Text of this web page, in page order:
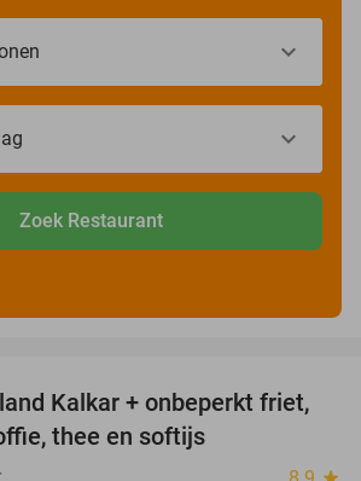
Zoek Restaurant
32%
Kalkar + onbeperkt friet,
thee en softijs